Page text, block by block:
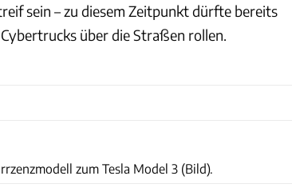
sein – zu diesem Zeitpunkt dürfte bereits
über die Straßen rollen.
zum Tesla Model 3 (Bild).